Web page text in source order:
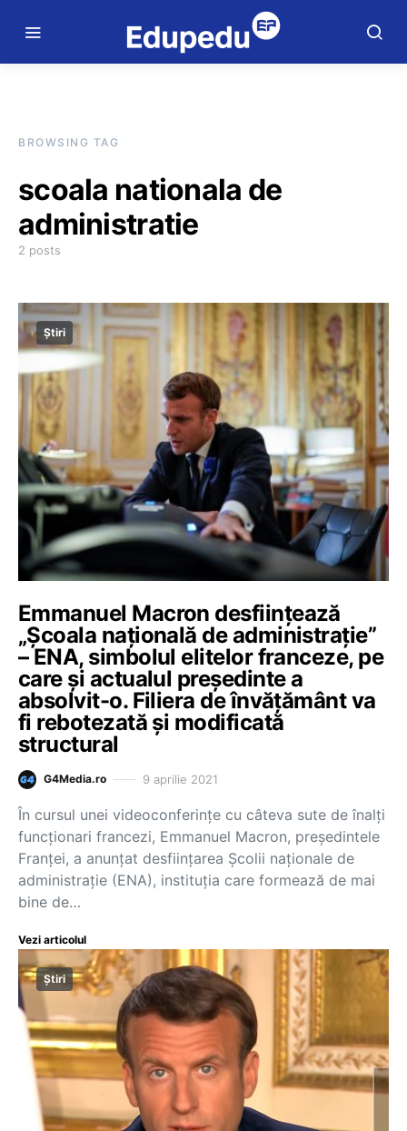
BROWSING TAG
scoala nationala de
administratie
2 posts
Știri
Emmanuel Macron desfiinţează
„Şcoala naţională de administraţie”
– ENA, simbolul elitelor franceze, pe
care și actualul președinte a
absolvit-o. Filiera de învăţământ va
fi rebotezată și modificată
structural
G4Media.ro 9 aprilie 2021
În cursul unei videoconferinţe cu câteva sute de înalţi
funcţionari francezi, Emmanuel Macron, preşedintele
Franţei, a anunţat desfiinţarea Şcolii naţionale de
administraţie (ENA), instituţia care formează de mai
bine de…
Vezi articolul
Știri